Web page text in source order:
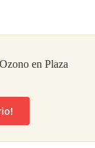
en Plaza